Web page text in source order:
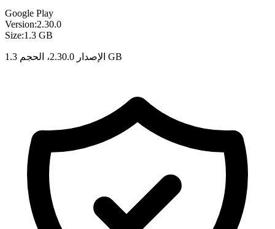
Google Play
Version:2.30.0
Size:1.3 GB
الإصدار 2.30.0، الحجم 1.3 GB